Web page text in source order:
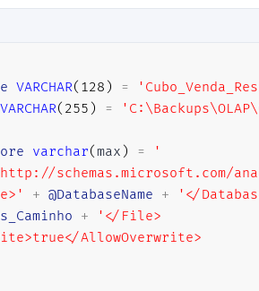
VARCHAR( 128 ) =
VARCHAR( 255 ) =
varchar(max ) =
'
schemas.microsoft.com/
+ @DatabaseName +
'</
+
'</File>
AllowOverwrite>